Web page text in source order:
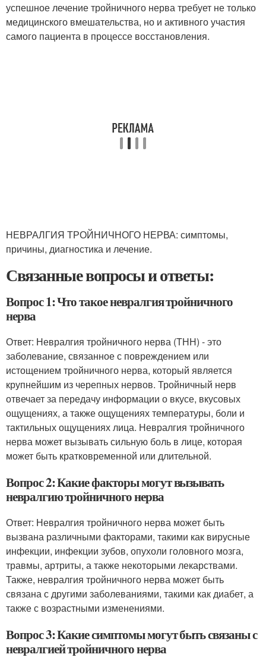
успешное лечение тройничного нерва требует не только
медицинского вмешательства, но и активного участия
самого пациента в процессе восстановления.
НЕВРАЛГИЯ ТРОЙНИЧНОГО НЕРВА: симптомы,
причины, диагностика и лечение.
Связанные вопросы и ответы:
Вопрос 1: Что такое невралгия тройничного
нерва
Ответ: Невралгия тройничного нерва (ТНН) - это
заболевание, связанное с повреждением или
истощением тройничного нерва, который является
крупнейшим из черепных нервов. Тройничный нерв
отвечает за передачу информации о вкусе, вкусовых
ощущениях, а также ощущениях температуры, боли и
тактильных ощущениях лица. Невралгия тройничного
нерва может вызывать сильную боль в лице, которая
может быть кратковременной или длительной.
Вопрос 2: Какие факторы могут вызывать
невралгию тройничного нерва
Ответ: Невралгия тройничного нерва может быть
вызвана различными факторами, такими как вирусные
инфекции, инфекции зубов, опухоли головного мозга,
травмы, артриты, а также некоторыми лекарствами.
Также, невралгия тройничного нерва может быть
связана с другими заболеваниями, такими как диабет, а
также с возрастными изменениями.
Вопрос 3: Какие симптомы могут быть связаны с
невралгией тройничного нерва